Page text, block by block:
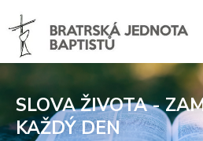
SLOVA ŽIVOTA -
KAŽDÝ DEN